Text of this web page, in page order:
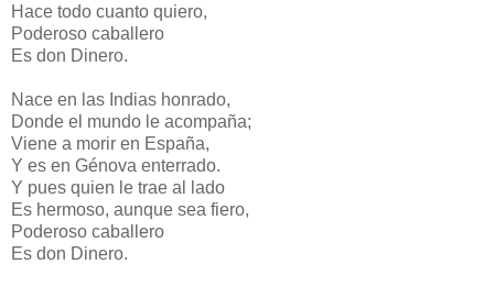
Hace todo cuanto quiero,
Poderoso caballero
Es don Dinero.
Nace en las Indias honrado,
Donde el mundo le acompaña;
Viene a morir en España,
Y es en Génova enterrado.
Y pues quien le trae al lado
Es hermoso, aunque sea fiero,
Poderoso caballero
Es don Dinero.